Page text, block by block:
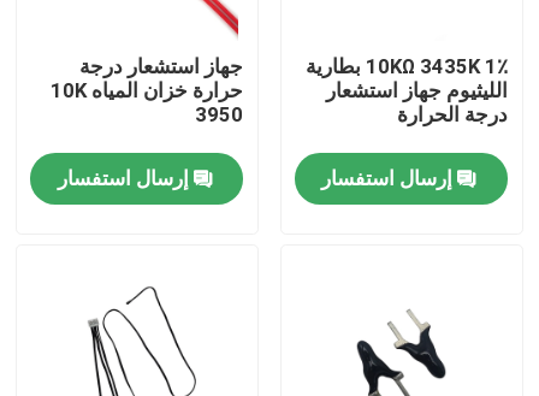
مراقبة الجودة
اتصل بنا
مستشعر درجة حرارة السطح
مستشعر درجة الحرارة NTC
10KΩ 3435K 1٪ بطارية
الليثيوم جهاز استشعار
درجة الحرارة
إرسال استفسار
جهاز استشعار درجة
حرارة خزان المياه 10K
3950
إرسال استفسار